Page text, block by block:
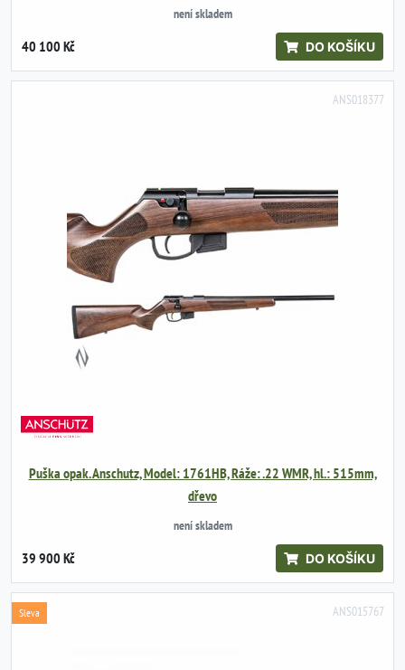
není skladem
40 100 Kč DO KOŠÍKU
ANS018377
Puška opak. Anschutz, Model: 1761HB, Ráže: .22 WMR, hl.: 515mm,
dřevo
není skladem
39 900 Kč DO KOŠÍKU
ANS015767
Sleva